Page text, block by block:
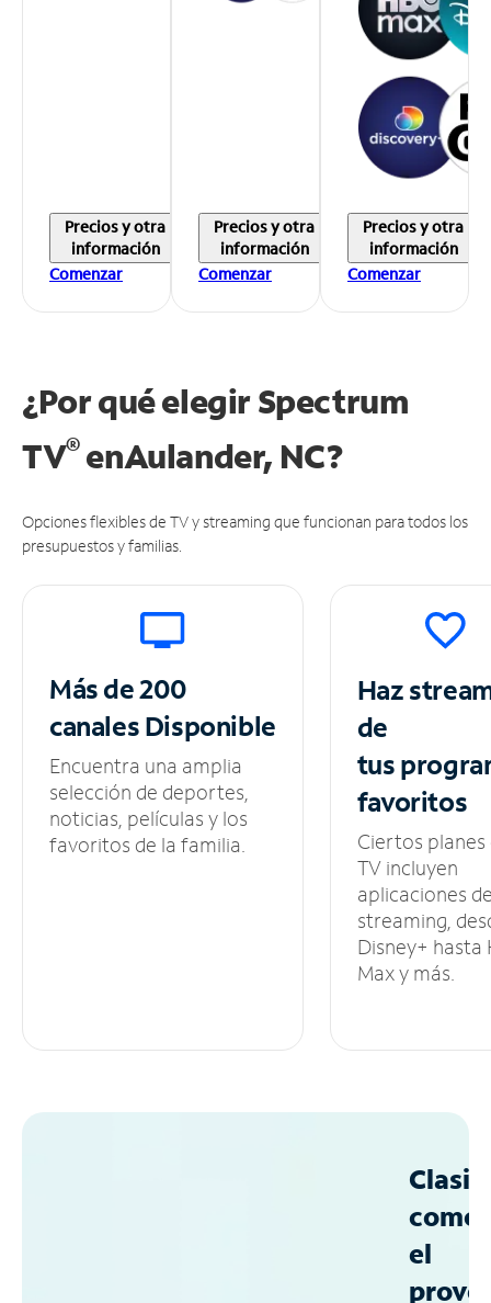
Precios y otra
información
Comenzar
Precios y otra
información
Comenzar
Precios y otra
información
Comenzar
¿Por qué elegir Spectrum
TV®enAulander, NC?
Opciones flexibles de TV y streaming que funcionan para todos los
presupuestos y familias.
Más de 200
canalesDisponible
Encuentra una amplia
selección de deportes,
noticias, películas y los
favoritos de la familia.
Haz
de
tus
favoritos
Ciertos planes
TV incluyen
aplicaciones
streaming,
Disney+ hasta
Max y más.
como
el